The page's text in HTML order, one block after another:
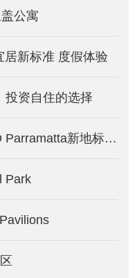
公寓
新标准 度假体验
投资自住的选择
180 George | 悉尼第二CBD Parramatta新地标！近揽水景 远眺市中心！
Park